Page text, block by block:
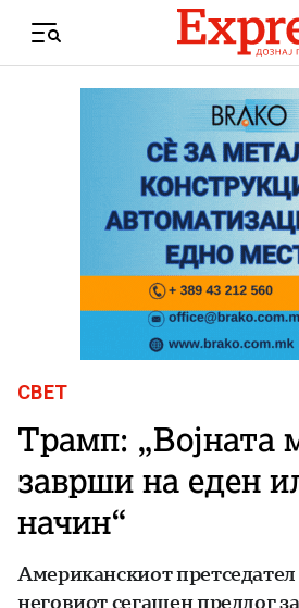
Menu
СВЕТ
Трамп: „Војната
заврши на еден
начин“
Американскиот претседател
неговиот сегашен предлог